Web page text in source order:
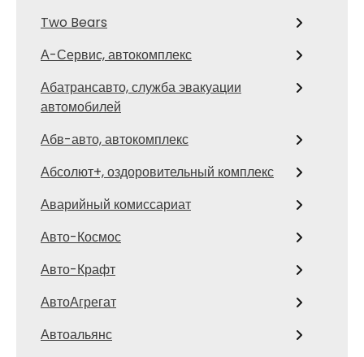
Two Bears
А-Сервис, автокомплекс
Абатрансавто, служба эвакуации
автомобилей
Абв-авто, автокомплекс
Абсолют+, оздоровительный комплекс
Аварийный комиссариат
Авто-Космос
Авто-Крафт
АвтоАгрегат
Автоальянс